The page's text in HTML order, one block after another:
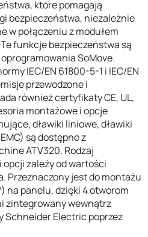
które pomagają
bezpieczeństwa, niezależnie
w połączeniu z modułem
funkcje bezpieczeństwa są
SoMove.
IEC/EN 61800-5-1 i IEC/EN
przewodzone i
również certyfikaty CE, UL,
montażowe i opcje
dławiki liniowe, dławiki
są dostępne z
ATV320. Rodzaj
zależy od wartości
Przeznaczony jest do montażu
na panelu, dzięki 4 otworom
zintegrowany wewnątrz
Schneider Electric poprzez